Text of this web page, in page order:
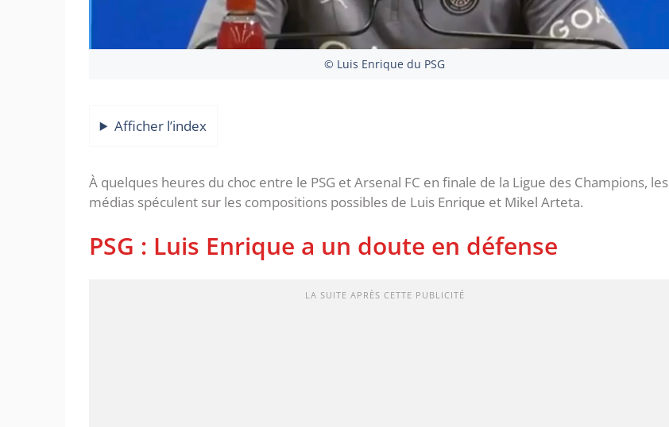
© Luis Enrique du PSG
Afficher l’index
À quelques heures du choc entre le PSG et Arsenal FC en finale de la Ligue des Champions, les
médias spéculent sur les compositions possibles de Luis Enrique et Mikel Arteta.
PSG : Luis Enrique a un doute en défense
LA SUITE APRÈS CETTE PUBLICITÉ